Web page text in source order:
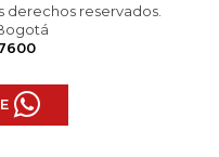
derechos reservados.